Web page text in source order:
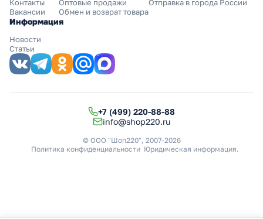
Контакты
Вакансии
Оптовые продажи
Обмен и возврат товара
Отправка в города России
Информация
Новости
Статьи
+7 (499) 220-88-88
info@shop220.ru
© ООО "Шоп220", 2007-2026
Политика конфиденциальности Юридическая информация.